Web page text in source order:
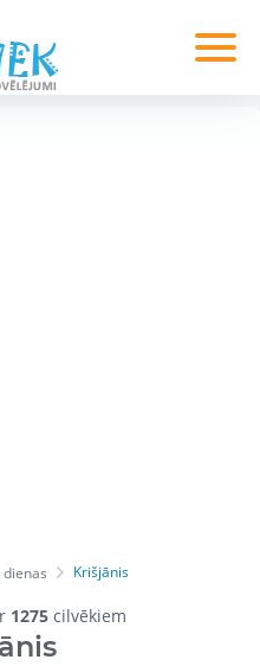
Krišjānis
1275 cilvēkiem